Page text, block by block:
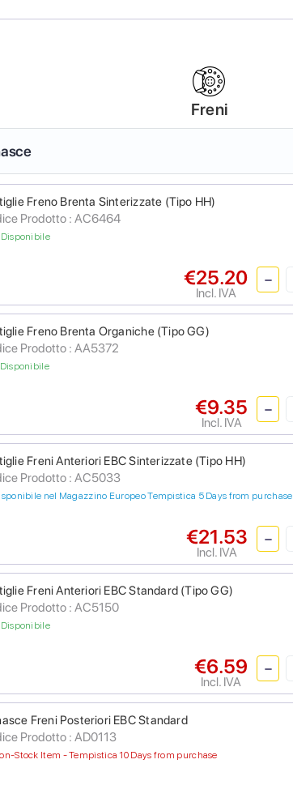
Freni
Freno Brenta Sinterizzate (Tipo HH)
Prodotto : AC6464
€25.20
Incl. IVA
Freno Brenta Organiche (Tipo GG)
Prodotto : AA5372
€9.35
Incl. IVA
Freni Anteriori EBC Sinterizzate (Tipo HH)
Prodotto : AC5033
nel Magazzino Europeo Tempistica 5 Days from purchase
€21.53
Incl. IVA
Freni Anteriori EBC Standard (Tipo GG)
Prodotto : AC5150
€6.59
Incl. IVA
Freni Posteriori EBC Standard
Prodotto : AD0113
Stock Item - Tempistica 10 Days from purchase